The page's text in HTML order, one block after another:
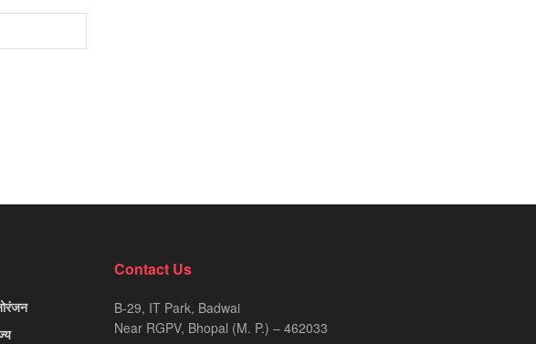
Contact Us
B-29, IT Park, Badwai
Near RGPV, Bhopal (M. P.) – 462033